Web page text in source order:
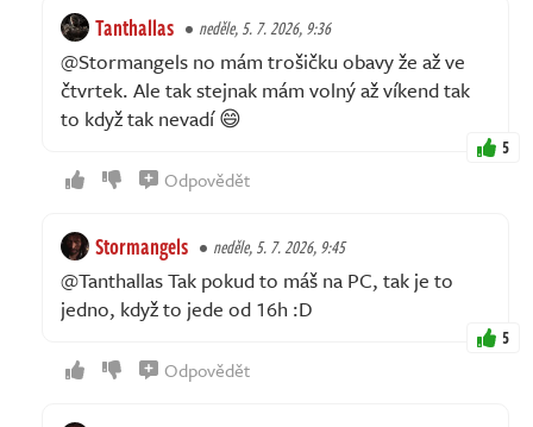
Tanthallas neděle, 5. 7. 2026, 9:36
@Stormangels no mám trošičku obavy že až ve
čtvrtek. Ale tak stejnak mám volný až víkend tak
to když tak nevadí 😄
5
Odpovědět
Stormangels neděle, 5. 7. 2026, 9:45
@Tanthallas Tak pokud to máš na PC, tak je to
jedno, když to jede od 16h :D
5
Odpovědět